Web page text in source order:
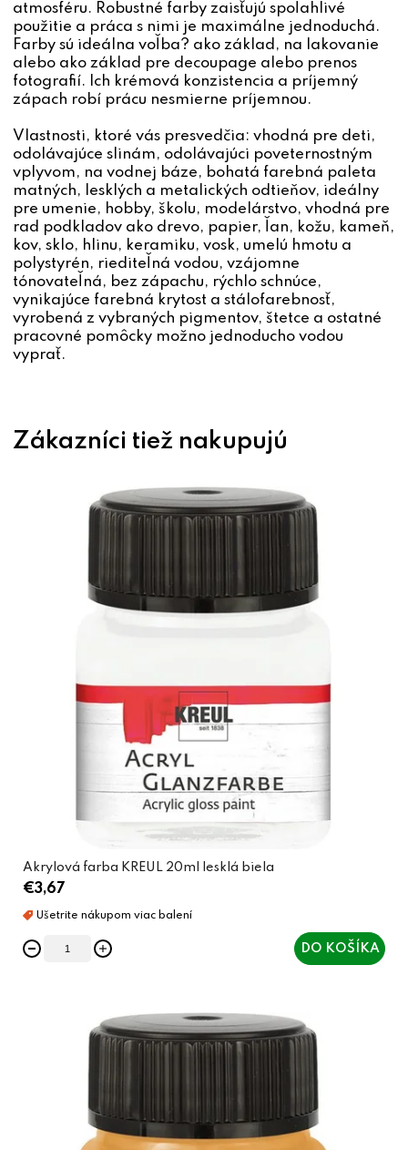
atmosféru. Robustné farby zaisťujú spoľahlivé
použitie a práca s nimi je maximálne jednoduchá.
Farby sú ideálna voľba? ako základ, na lakovanie
alebo ako základ pre decoupage alebo prenos
fotografií. Ich krémová konzistencia a príjemný
zápach robí prácu nesmierne príjemnou.
Vlastnosti, ktoré vás presvedčia: vhodná pre deti,
odolávajúce slinám, odolávajúci poveternostným
vplyvom, na vodnej báze, bohatá farebná paleta
matných, lesklých a metalických odtieňov, ideálny
pre umenie, hobby, školu, modelárstvo, vhodná pre
rad podkladov ako drevo, papier, ľan, kožu, kameň,
kov, sklo, hlinu, keramiku, vosk, umelú hmotu a
polystyrén, riediteľná vodou, vzájomne
tónovateľná, bez zápachu, rýchlo schnúce,
vynikajúce farebná krytost a stálofarebnosť,
vyrobená z vybraných pigmentov, štetce a ostatné
pracovné pomôcky možno jednoducho vodou
vyprať.
Akrylová farba KREUL 20ml lesklá biela
€3,67
DO KOŠÍKA